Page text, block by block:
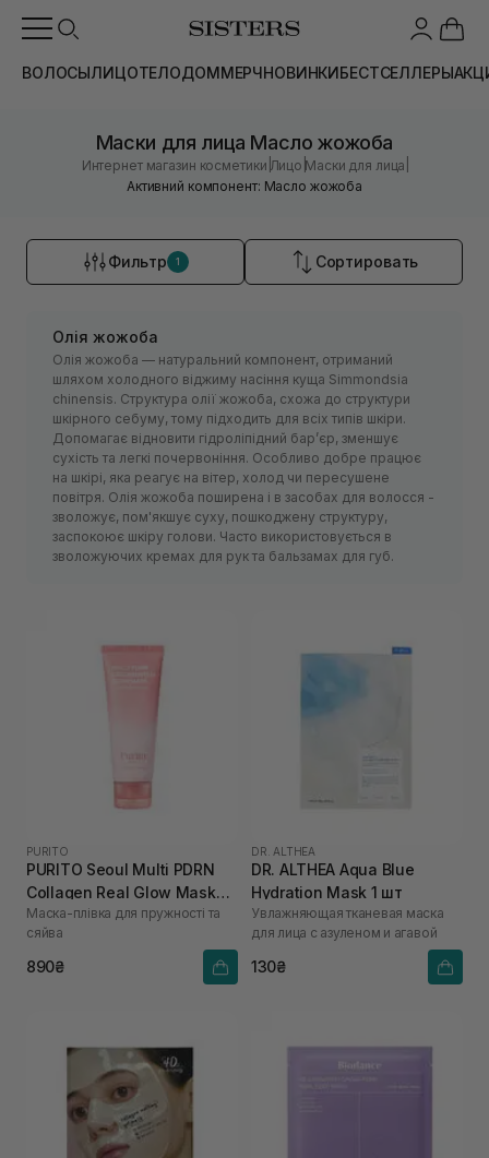
ВОЛОСЫЛИЦОТЕЛОДОММЕРЧНОВИНКИБЕСТСЕЛЛЕРЫ
Маски для лица Масло жожоба
Интернет магазин косметики Лицо |Маски для лица
Активний компонент: Масло жожоба
Фильтр 1 Сортировать
Олія жожоба
Олія жожоба — натуральний компонент, отриманий
шляхом холодного віджиму насіння куща Simmondsia
chinensis. Структура олії жожоба, схожа до структури
шкірного себуму, тому підходить для всіх типів шкіри.
Допомагає відновити гідроліпідний бар’єр, зменшує
сухість та легкі почервоніння. Особливо добре працює
на шкірі, яка реагує на вітер, холод чи пересушене
повітря. Олія жожоба поширена і в засобах для волосся -
зволожує, пом'якшує суху, пошкоджену структуру,
заспокоює шкіру голови. Часто використовується в
зволожуючих кремах для рук та бальзамах для губ.
PURITO
PURITO Seoul Multi PDRN
Collagen Real Glow Mask
100 мл
Маска-плівка для пружності та
сяйва
890₴
DR. ALTHEA
DR. ALTHEA Aqua Blue
Hydration Mask 1 шт
Увлажняющая тканевая маска
для лица с азуленом и агавой
130₴